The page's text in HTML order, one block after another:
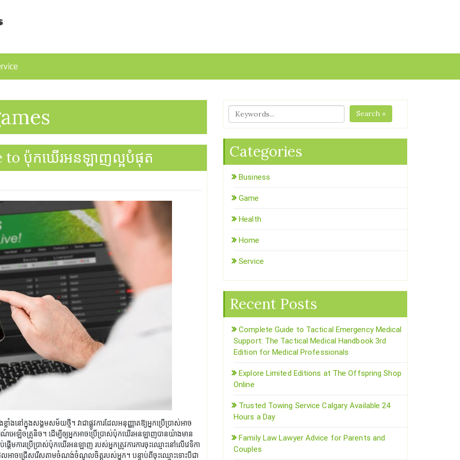
to ប៉ុកឃើរអនឡាញល្អបំផុត
ៅក្នុងសង្គមសម័យថ្មី។ វាជាផ្លូវការដែលអនុញ្ញាតឱ្យអ្នកប្រើប្រាស់អាច
ណ៍អេឡិចត្រូនិច។ ដើម្បីឲ្យអ្នកអាចប្រើប្រាស់ប៉ុកឃើរអនឡាញបានយ៉ាងមាន
មការប្រើប្រាស់ប៉ុកឃើរអនឡាញ របស់អ្នកត្រូវការការចុះឈ្មោះនៅលើវេទិកា
ដែលអាចជ្រើសរើសតាមចំណង់ចំណូលចិត្តរបស់អ្នក។ បន្ទាប់ពីចុះឈ្មោះទោះបីជា
Search »
Categories
Business
Game
Health
Home
Service
Recent Posts
Complete Guide to Tactical Emergency Medical
Support: The Tactical Medical Handbook 3rd
Edition for Medical Professionals
Explore Limited Editions at The Offspring Shop
Online
Trusted Towing Service Calgary Available 24
Hours a Day
Family Law Lawyer Advice for Parents and
Couples